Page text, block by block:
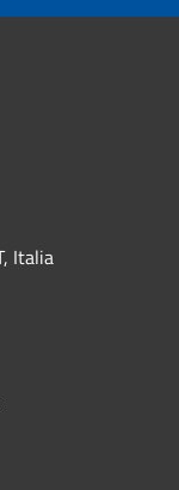
Italia